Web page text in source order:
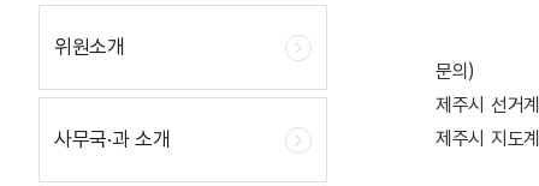
위원소개
사무국·과 소개
문의)
제주시 선
제주시 지